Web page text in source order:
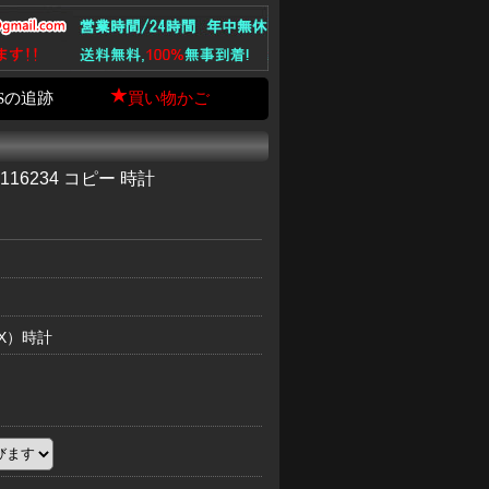
の追跡 買い物かご
コピー 時計
）時計